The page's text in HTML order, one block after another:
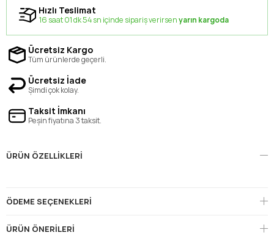
Hızlı Teslimat
16 saat 01 dk 54 sn içinde sipariş verirsenyarın kargoda
Ücretsiz Kargo
Tüm ürünlerde geçerli.
Ücretsiz İade
Şimdi çok kolay.
Taksit İmkanı
Peşin fiyatına 3 taksit.
ÜRÜN ÖZELLIKLERI
ÖDEME SEÇENEKLERI
ÜRÜN ÖNERILERI